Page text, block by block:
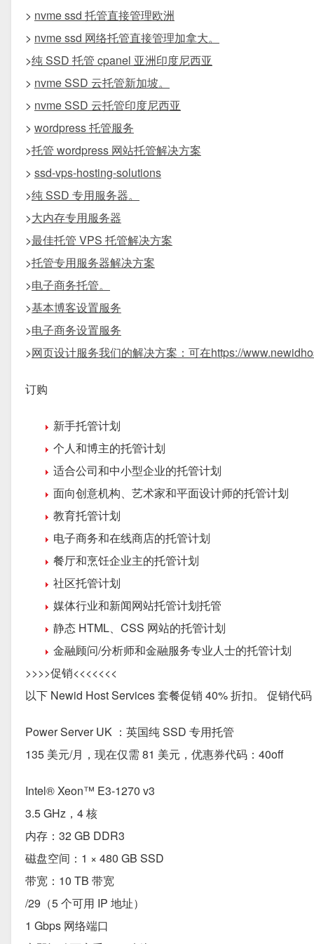
> nvme ssd 托管直接管理欧洲
> nvme ssd 网络托管直接管理加拿大。
>纯 SSD 托管 cpanel 亚洲印度尼西亚
> nvme SSD 云托管新加坡。
> nvme SSD 云托管印度尼西亚
> wordpress 托管服务
>托管 wordpress 网站托管解决方案
> ssd-vps-hosting-solutions
>纯 SSD 专用服务器。
>大内存专用服务器
>最佳托管 VPS 托管解决方案
>托管专用服务器解决方案
>电子商务托管。
>基本博客设置服务
>电子商务设置服务
>网页设计服务我们的解决方案：可在https://
订购
新手托管计划
个人和博主的托管计划
适合公司和中小型企业的托管计划
面向创意机构、艺术家和平面设计师的托管计划
教育托管计划
电子商务和在线商店的托管计划
餐厅和烹饪企业主的托管计划
社区托管计划
媒体行业和新闻网站托管计划托管
静态 HTML、CSS 网站的托管计划
金融顾问/分析师和金融服务专业人士的托管计划
>>>>促销<<<<<<<
以下 Newid Host Services 套餐促销 40% 折扣。 促销代码
Power Server UK ：英国纯 SSD 专用托管
135 美元/月，现在仅需 81 美元，优惠券代码：40off
Intel® Xeon™ E3-1270 v3
3.5 GHz，4 核
内存：32 GB DDR3
磁盘空间：1 × 480 GB SSD
带宽：10 TB 带宽
/29（5 个可用 IP 地址）
1 Gbps 网络端口